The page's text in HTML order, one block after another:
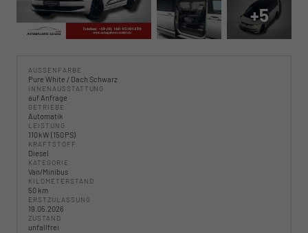
+5
AUSSENFARBE
Pure White / Dach Schwarz
INNENAUSSTATTUNG
auf Anfrage
GETRIEBE
Automatik
LEISTUNG
110 kW (150 PS)
KRAFTSTOFF
Diesel
KATEGORIE
Van/Minibus
KILOMETERSTAND
50 km
ERSTZULASSUNG
19.05.2026
ZUSTAND
unfallfrei